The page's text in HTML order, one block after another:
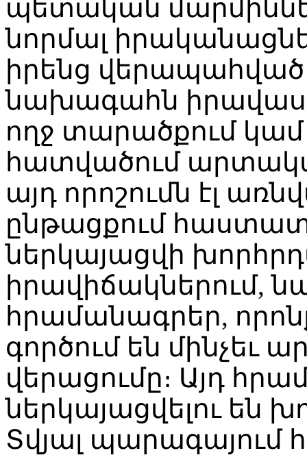
պետական
նորմալ
իրենց վերապահված
նախագահն
ողջ տարածքում
հատվածում
այդ որոշումն էլ
ընթացքում
ներկայացվի
իրավիճակներում,
հրամանագրեր,
գործում են մինչեւ
վերացումը։ Այդ
ներկայացվելու են
Տվյալ պարագայում